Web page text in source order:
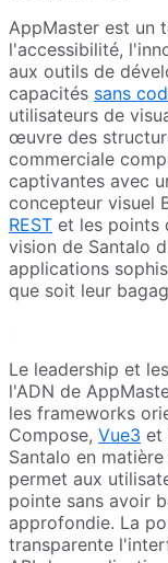
AppMaster est un
l'accessibilité,
aux outils de
capacités sans
utilisateurs de
œuvre des
commerciale
captivantes avec
concepteur visuel
REST et les points
vision de Santalo
applications
que soit leur
Le leadership et
l'ADN de
les frameworks
Compose, Vue3 et
Santalo en
permet aux
pointe sans avoir
approfondie. La
transparente